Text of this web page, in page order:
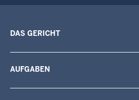
DAS GERICHT
AUFGABEN